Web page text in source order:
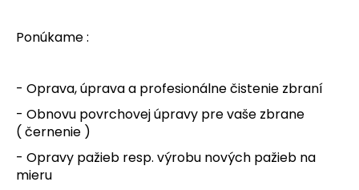
Ponúkame :
- Oprava, úprava a profesionálne čistenie zbraní
- Obnovu povrchovej úpravy pre vaše zbrane
( černenie )
- Opravy pažieb resp. výrobu nových pažieb na
mieru
r
a
m
e
BÖKER